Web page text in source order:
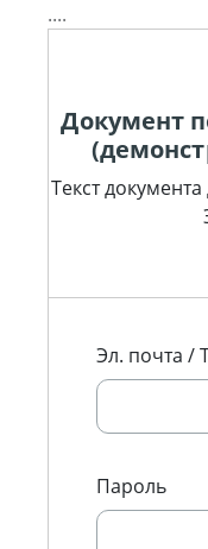
....
Документ
Текст
Эл. почта /
Пароль